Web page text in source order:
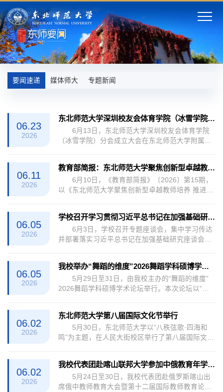
要闻速递 媒体师大 专题新闻
06.23
2026
东北师范大学深圳校友会体育学院（冰雪学院）分会成立大会在深圳举行
6月13日，东北师范大学深圳校友会体育学院
（冰雪学院）分会成立大会在东北师范大学附属中
师范大学附属中学深圳学校党总支书记、执行校长
宋锐，学校校友工作办公室负责人、体育学院（冰
雪学院）领导班子成员和教师代表，各地兄弟校友
来表示热烈...
06.11
2026
教育部简报：东北师范大学聚焦创新型卓越教师培养 推进新时代教师教育高质量发展
6月10日，《教育部简报》〔2026〕第15期，
以《东北师范大学聚焦创新型卓越教师培养 推进新
新生态、数智赋能引领教师教育转型新赛道三个方
面，系统报道我校深化教师教育改革创新的实践举
措与工作成效。 附：教育部简报〔2026〕第15
06.05
2026
学校召开学习贯彻习近平总书记在加强基础研究座谈会上的重要讲话精神专题座谈会
6月3日，学校召开专题座谈会，集中学习传达
并部署落实习近平总书记在加强基础研究座谈会上
自强。校长徐海阳、副校长魏民出席会议并讲话。
学校科学技术处、理科及部分交叉学科学院（部）
主要负责人及分管科研工作副院长参加会议。
深...
06.05
2026
我校举办“舞蹈的维度”2026舞蹈学科硕博学术论坛
5月29日至31日，由我校主办的“舞蹈的维度”
2026舞蹈学科硕博学术论坛举行。本次论坛以“知
景，旨在深化舞蹈学科学术研究，拓宽交流边界。
吉林省文联党组成员、副主席张东航出席开幕式并
致辞。他充分肯定了东北师范大学舞蹈专业在学科
06.02
2026
东北师范大学第八届国际文化节举行
5月30日，东北师范大学以“八秩弦歌·四海和
鸣”为主题，在人民大街校区举行了第八届国际文化
（部）负责人出席开幕式。来自80余个国家的三千
余名中外师生欢聚校园，共同参与这场文化盛会。
魏民在致辞中回顾了学校国际化办学的深厚积淀。
06.02
2026
我校代表团赴喀山联邦大学参加中俄教育年学术活动
5月24日至30日，我校代表团赴俄罗斯喀山出
席俄中教师教育大会暨第十二届国际教师教育论坛